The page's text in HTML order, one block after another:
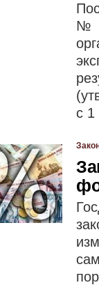
№
с 1